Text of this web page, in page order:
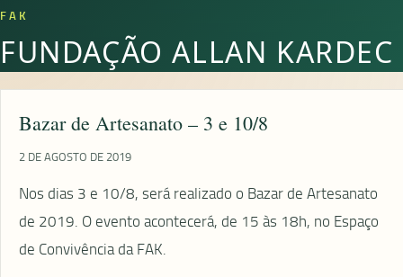
FAK
FUNDAÇÃO ALLAN KARDEC
Bazar de Artesanato – 3 e 10/8
2 DE AGOSTO DE 2019
Nos dias 3 e 10/8, será realizado o Bazar de Artesanato
de 2019. O evento acontecerá, de 15 às 18h, no Espaço
de Convivência da FAK.